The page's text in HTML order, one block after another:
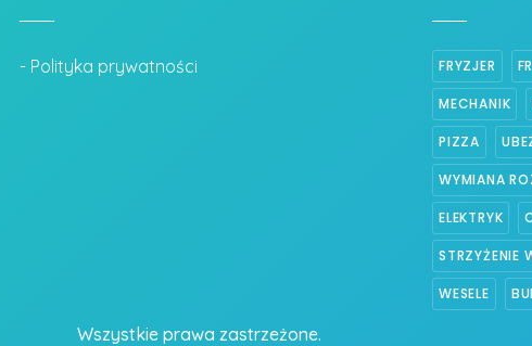
- Polityka prywatności FRYZJER
MECHANIK
PIZZA
WYMIANA
ELEKTRYK
STRZYŻENIE
WESELE
Wszystkie prawa zastrzeżone.